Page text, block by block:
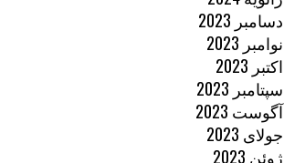
دسامبر 2023
نوامبر 2023
اکتبر 2023
سپتامبر 2023
آگوست 2023
جولای 2023
ژوئن 2023